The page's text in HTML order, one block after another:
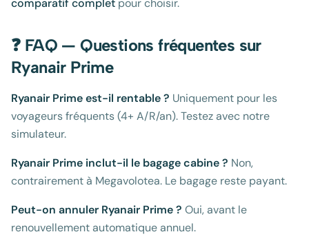
comparatif complet pour choisir.
❓ FAQ — Questions fréquentes sur
Ryanair Prime
Ryanair Prime est-il rentable ? Uniquement pour les
voyageurs fréquents (4+ A/R/an). Testez avec notre
simulateur.
Ryanair Prime inclut-il le bagage cabine ? Non,
contrairement à Megavolotea. Le bagage reste payant.
Peut-on annuler Ryanair Prime ? Oui, avant le
renouvellement automatique annuel.